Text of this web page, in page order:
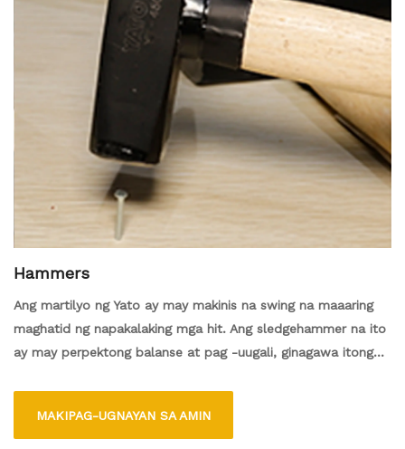
Hammers
Ang martilyo ng Yato ay may makinis na swing na maaaring
maghatid ng napakalaking mga hit. Ang sledgehammer na ito
ay may perpektong balanse at pag -uugali, ginagawa itong
kuko, pagwawasak ng mga gusali, at paghahati ng kahoy. Ang
MAKIPAG-UGNAYAN SA AMIN